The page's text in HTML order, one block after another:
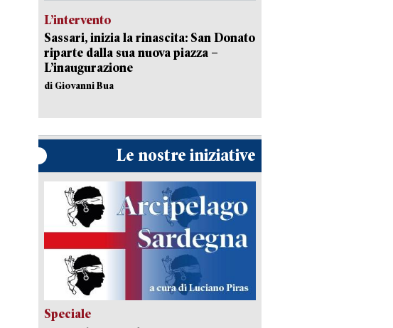
L’intervento
Sassari, inizia la rinascita: San Donato
riparte dalla sua nuova piazza –
L’inaugurazione
di Giovanni Bua
Le nostre iniziative
Speciale